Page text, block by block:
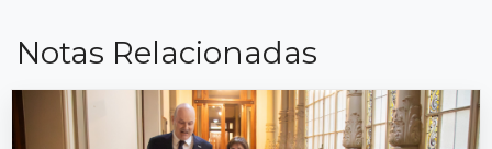
Notas Relacionadas